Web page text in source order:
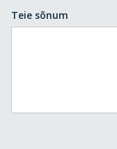
Teie sõnum